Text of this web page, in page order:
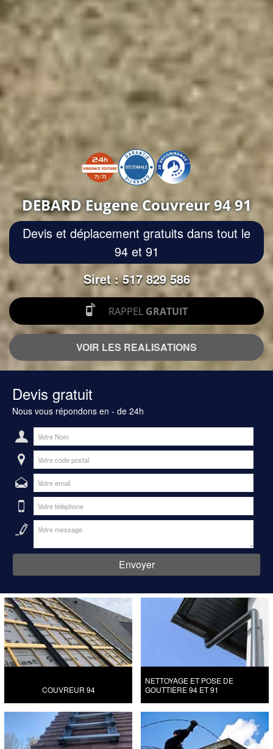
DEBARD Eugene Couvreur 94 91
Devis et déplacement gratuits dans tout le
94 et 91
Siret : 517 829 586
RAPPEL GRATUIT
VOIR LES REALISATIONS
Devis gratuit
Nous vous répondons en - de 24h
COUVREUR 94
NETTOYAGE ET POSE DE
GOUTTIÈRE 94 ET 91